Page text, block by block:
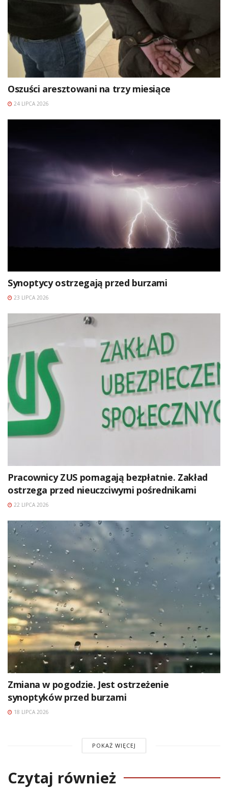
Oszuści aresztowani na trzy miesiące
24 LIPCA 2026
Synoptycy ostrzegają przed burzami
23 LIPCA 2026
Pracownicy ZUS pomagają bezpłatnie. Zakład
ostrzega przed nieuczciwymi pośrednikami
22 LIPCA 2026
Zmiana w pogodzie. Jest ostrzeżenie
synoptyków przed burzami
18 LIPCA 2026
POKAŻ WIĘCEJ
Czytaj również